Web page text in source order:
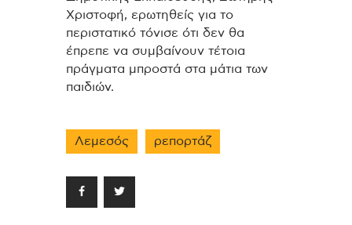
Χριστοφή, ερωτηθείς για το
περιστατικό τόνισε ότι δεν θα
έπρεπε να συμβαίνουν τέτοια
πράγματα μπροστά στα μάτια των
παιδιών.
Λεμεσός ρεπορτάζ